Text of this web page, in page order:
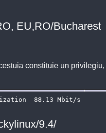
EU,RO/Bucharest
constituie un
9.4/